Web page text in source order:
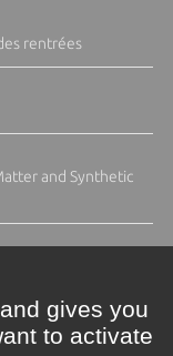
rentrées
and Synthetic
gives you
to activate